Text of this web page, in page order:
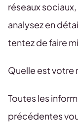
réseaux
analysez en
tentez de faire
Quelle est votre
Toutes les
précédentes